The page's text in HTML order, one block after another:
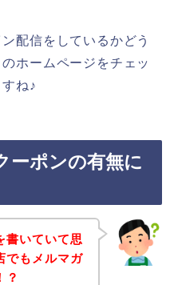
配信をしているかどう
ホームページをチェッ
ね♪
ーポンの有無に
書いていて思
でもメルマガ
？